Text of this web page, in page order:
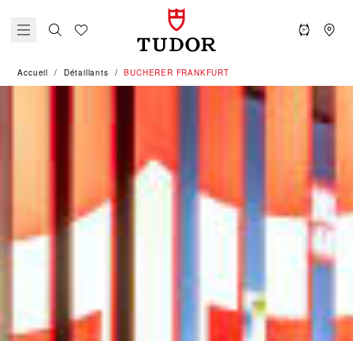
Accueil Détaillants ‭BUCHERER FRANKFURT‬